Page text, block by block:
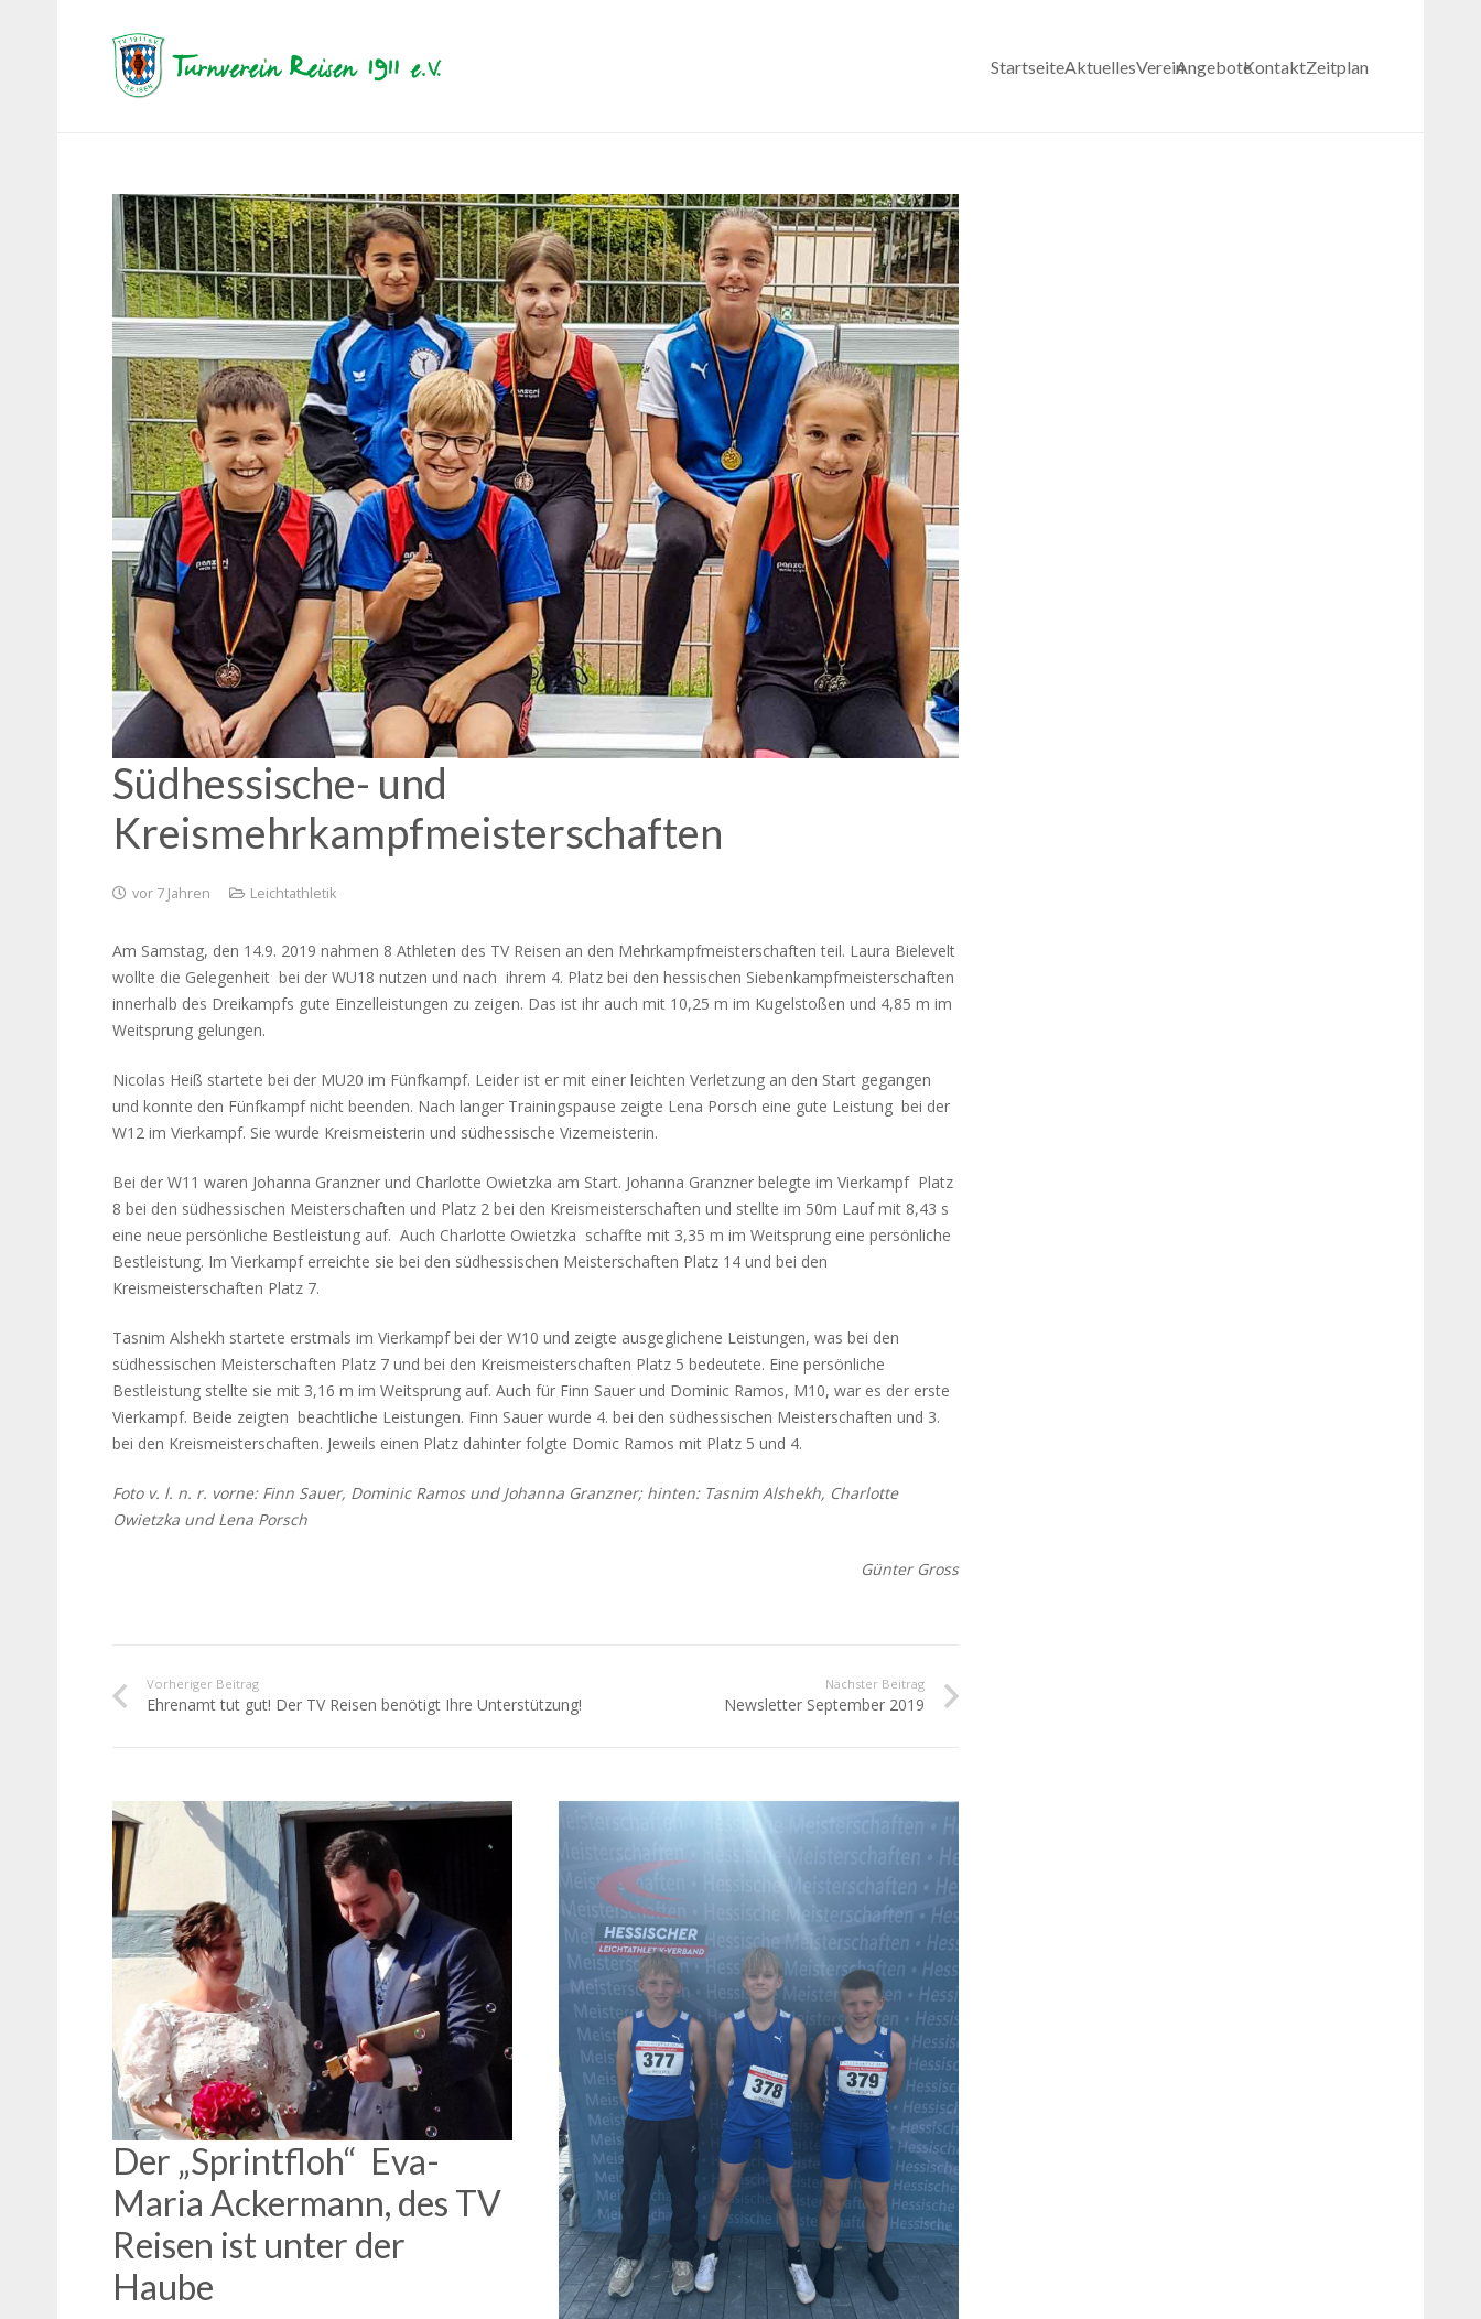
StartseiteAktuellesVereinAngeboteKontaktZeitplan
Südhessische- und
Kreismehrkampfmeisterschaften
vor 7 Jahren Leichtathletik
Am Samstag, den 14.9. 2019 nahmen 8 Athleten des TV Reisen an den Mehrkampfmeisterschaften teil. Laura Bielevelt
wollte die Gelegenheit bei der WU18 nutzen und nach ihrem 4. Platz bei den hessischen Siebenkampfmeisterschaften
innerhalb des Dreikampfs gute Einzelleistungen zu zeigen. Das ist ihr auch mit 10,25 m im Kugelstoßen und 4,85 m im
Weitsprung gelungen.
Nicolas Heiß startete bei der MU20 im Fünfkampf. Leider ist er mit einer leichten Verletzung an den Start gegangen
und konnte den Fünfkampf nicht beenden. Nach langer Trainingspause zeigte Lena Porsch eine gute Leistung bei der
W12 im Vierkampf. Sie wurde Kreismeisterin und südhessische Vizemeisterin.
Bei der W11 waren Johanna Granzner und Charlotte Owietzka am Start. Johanna Granzner belegte im Vierkampf Platz
8 bei den südhessischen Meisterschaften und Platz 2 bei den Kreismeisterschaften und stellte im 50m Lauf mit 8,43 s
eine neue persönliche Bestleistung auf. Auch Charlotte Owietzka schaffte mit 3,35 m im Weitsprung eine persönliche
Bestleistung. Im Vierkampf erreichte sie bei den südhessischen Meisterschaften Platz 14 und bei den
Kreismeisterschaften Platz 7.
Tasnim Alshekh startete erstmals im Vierkampf bei der W10 und zeigte ausgeglichene Leistungen, was bei den
südhessischen Meisterschaften Platz 7 und bei den Kreismeisterschaften Platz 5 bedeutete. Eine persönliche
Bestleistung stellte sie mit 3,16 m im Weitsprung auf. Auch für Finn Sauer und Dominic Ramos, M10, war es der erste
Vierkampf. Beide zeigten beachtliche Leistungen. Finn Sauer wurde 4. bei den südhessischen Meisterschaften und 3.
bei den Kreismeisterschaften. Jeweils einen Platz dahinter folgte Domic Ramos mit Platz 5 und 4.
Foto v. l. n. r. vorne: Finn Sauer, Dominic Ramos und Johanna Granzner;hinten: Tasnim Alshekh, Charlotte
Owietzka und Lena Porsch
Günter Gross
Vorheriger Beitrag
Ehrenamt tut gut! Der TV Reisen benötigt Ihre Unterstützung!
Nächster Beitrag
Newsletter September 2019
Der „Sprintfloh“ Eva-
Maria Ackermann, des TV
Reisen ist unter der
Haube